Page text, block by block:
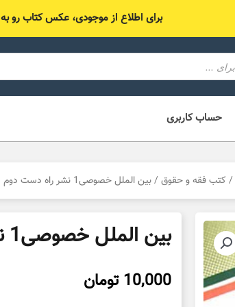
برای اطلاع از موجودی، عکس کتاب رو به ۰۹۱۹۹۸۱۴۷۹۶ (بله یا ایتا) بفرست
حساب کاربری
/ کتب فقه و حقوق / بین الملل خصوصی1 نشر راه دست دوم
بین الملل خصوصی1 نشر راه دست دوم
10,000 تومان